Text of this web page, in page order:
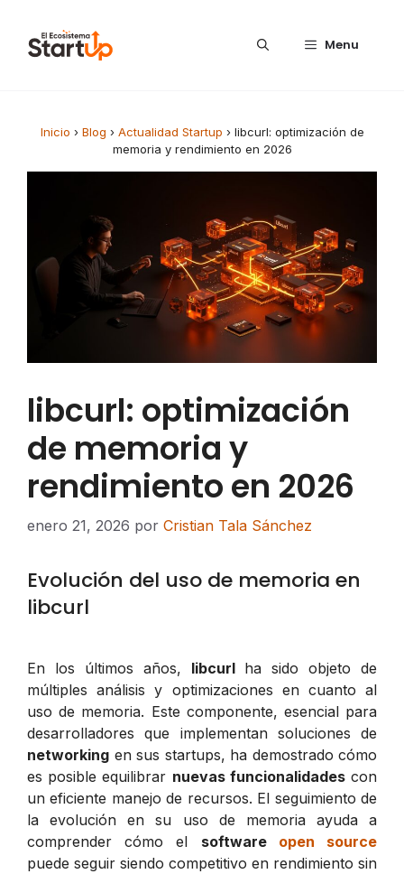
Menu
Inicio › Blog › Actualidad Startup › libcurl: optimización de
memoria y rendimiento en 2026
libcurl: optimización
de memoria y
rendimiento en 2026
enero 21, 2026 por Cristian Tala Sánchez
Evolución del uso de memoria en
libcurl
En los últimos años, libcurlha sido objeto de
múltiples análisis y optimizaciones en cuanto al
uso de memoria. Este componente, esencial para
desarrolladores que implementan soluciones de
networking en sus startups, ha demostrado cómo
es posible equilibrar nuevas funcionalidadescon
un eficiente manejo de recursos. El seguimiento de
la evolución en su uso de memoria ayuda a
comprender cómo el software open source
puede seguir siendo competitivo en rendimiento sin